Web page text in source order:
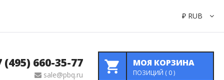
₽ RUB
МОЯ КОРЗИНА
ПОЗИЦИЙ ( 0)
(495) 660-35-77
sale@pbq.ru